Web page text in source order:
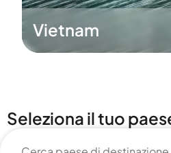
Vietnam
Seleziona il tuo